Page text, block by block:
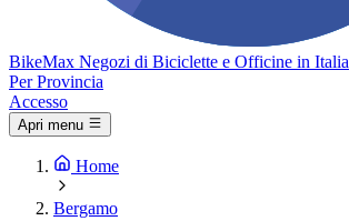
BikeMax Negozi di Biciclette e Officine in Italia
Per Provincia
Accesso
Apri menu
Home
Bergamo